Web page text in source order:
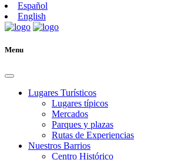
Español
English
Menu
Lugares Turísticos
Lugares tí­picos
Mercados
Parques y plazas
Rutas de Experiencias
Nuestros Barrios
Centro Histórico